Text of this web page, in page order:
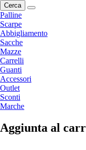
Cerca
Palline
Scarpe
Abbigliamento
Sacche
Mazze
Carrelli
Guanti
Accessori
Outlet
Sconti
Marche
Aggiunta al